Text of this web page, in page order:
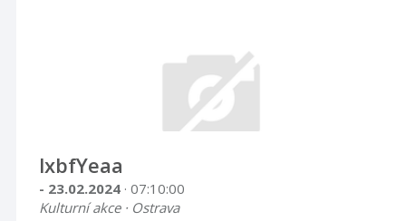
lxbfYeaa
- 23.02.2024 · 07:10:00
Kulturní akce · Ostrava